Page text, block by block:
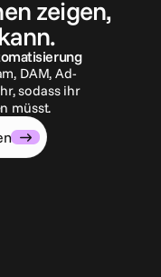
zeigen,
DAM, Ad-
sodass ihr
müsst.